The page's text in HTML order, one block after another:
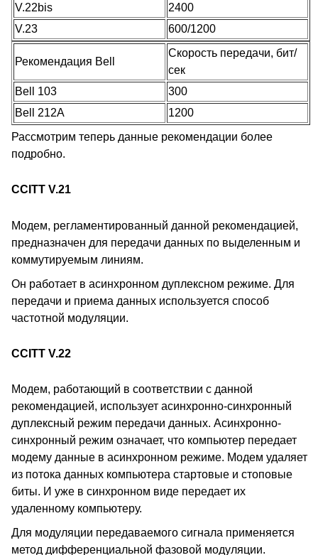
V.22bis
2400
V.23
600/1200
Рекомендация Bell
Скорость передачи, бит/
сек
Bell 103
300
Bell 212A
1200
Рассмотрим теперь данные рекомендации более
подробно.
CCITT V.21
Модем, регламентированный данной рекомендацией,
предназначен для передачи данных по выделенным и
коммутируемым линиям.
Он работает в асинхронном дуплексном режиме. Для
передачи и приема данных используется способ
частотной модуляции.
CCITT V.22
Модем, работающий в соответствии с данной
рекомендацией, использует асинхронно-синхронный
дуплексный режим передачи данных. Асинхронно-
синхронный режим означает, что компьютер передает
модему данные в асинхронном режиме. Модем удаляет
из потока данных компьютера стартовые и стоповые
биты. И уже в синхронном виде передает их
удаленному компьютеру.
Для модуляции передаваемого сигнала применяется
метод дифференциальной фазовой модуляции.